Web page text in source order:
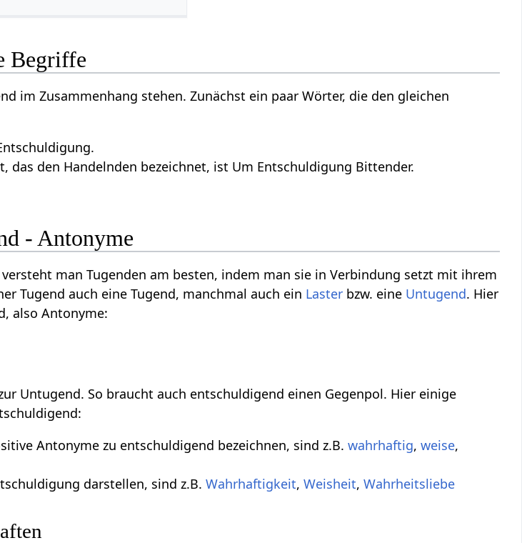
Begriffe
im Zusammenhang stehen. Zunächst ein paar Wörter, die den gleichen
das den Handelnden bezeichnet, ist Um Entschuldigung Bittender.
- Antonyme
man Tugenden am besten, indem man sie in Verbindung setzt mit ihrem
Tugend auch eine Tugend, manchmal auch ein Laster bzw. eine Untugend. Hier
also Antonyme:
Untugend. So braucht auch entschuldigend einen Gegenpol. Hier einige
Antonyme zu entschuldigend bezeichnen, sind z.B.wahrhaftig,weise,
darstellen, sind z.B.Wahrhaftigkeit,Weisheit,Wahrheitsliebe